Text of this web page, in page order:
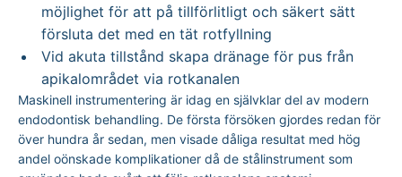
möjlighet för att på tillförlitligt och säkert sätt
försluta det med en tät rotfyllning
Vid akuta tillstånd skapa dränage för pus från
apikalområdet via rotkanalen
Maskinell instrumentering är idag en självklar del av modern
endodontisk behandling. De första försöken gjordes redan för
över hundra år sedan, men visade dåliga resultat med hög
andel oönskade komplikationer då de stålinstrument som